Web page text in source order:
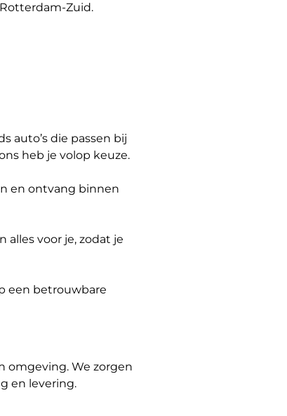
Zuid.
auto’s die passen bij
heb je volop keuze.
en ontvang binnen
voor je, zodat je
een betrouwbare
omgeving. We zorgen
en levering.